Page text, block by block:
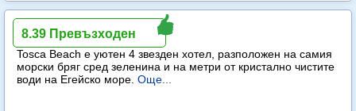
Tosca Beach
Tosca Beach е уютен 4 звезден хотел, разположен на самия
морски бряг сред зеленина и на метри от кристално чистите
води на Егейско море. Още...
8.39 Превъзходен